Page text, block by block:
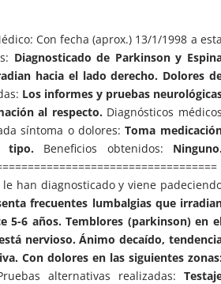
Con fecha (aprox.) 13/1/1998 a esta
Diagnosticado de Parkinson y
hacia el lado derecho. Dolores
Los informes y pruebas
al respecto.Diagnósticos médicos
síntoma o dolores:Toma
tipo. Beneficios obtenidos:
han diagnosticado y viene
frecuentes lumbalgias que
5-6 años. Temblores (parkinson) en
nervioso. Ánimo decaído,
Con dolores en las siguientes
alternativas realizadas: